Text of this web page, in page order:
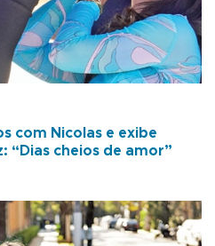
com Nicolas e exibe
“Dias cheios de amor”